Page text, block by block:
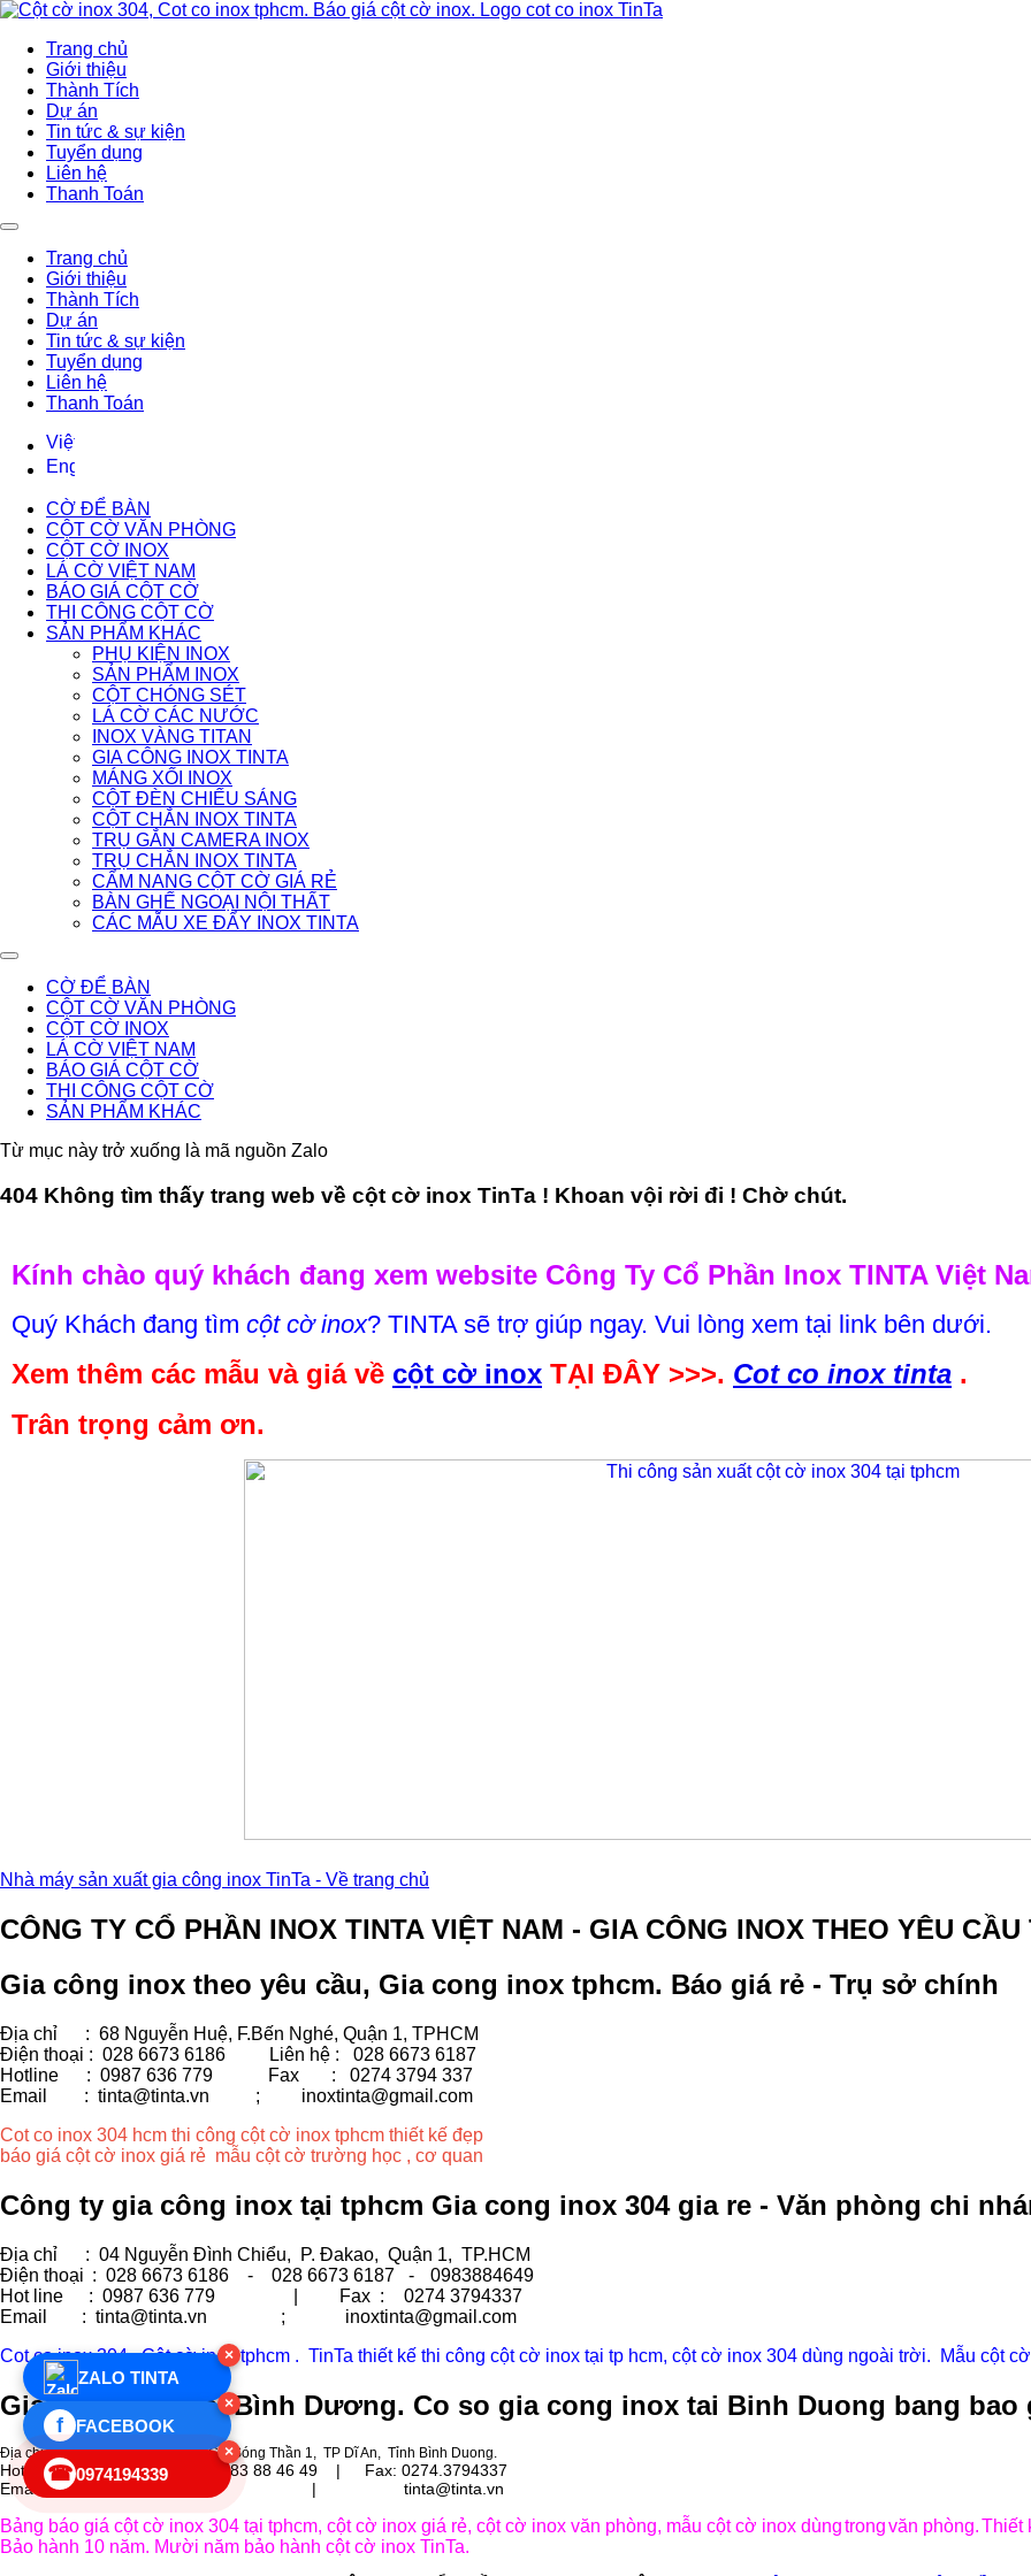
Trang chủ
Giới thiệu
Thành Tích
Dự án
Tin tức & sự kiện
Tuyển dụng
Liên hệ
Thanh Toán
Trang chủ
Giới thiệu
Thành Tích
Dự án
Tin tức & sự kiện
Tuyển dụng
Liên hệ
Thanh Toán
CỜ ĐỂ BÀN
CỘT CỜ VĂN PHÒNG
CỘT CỜ INOX
LÁ CỜ VIỆT NAM
BÁO GIÁ CỘT CỜ
THI CÔNG CỘT CỜ
SẢN PHẨM KHÁC
PHỤ KIỆN INOX
SẢN PHẨM INOX
CỘT CHÓNG SÉT
LÁ CỜ CÁC NƯỚC
INOX VÀNG TITAN
GIA CÔNG INOX TINTA
MÁNG XỐI INOX
CỘT ĐÈN CHIẾU SÁNG
CỘT CHẮN INOX TINTA
TRỤ GẮN CAMERA INOX
TRỤ CHẮN INOX TINTA
CẨM NANG CỘT CỜ GIÁ RẺ
BÀN GHẾ NGOẠI NỘI THẤT
CÁC MẪU XE ĐẨY INOX TINTA
CỜ ĐỂ BÀN
CỘT CỜ VĂN PHÒNG
CỘT CỜ INOX
LÁ CỜ VIỆT NAM
BÁO GIÁ CỘT CỜ
THI CÔNG CỘT CỜ
SẢN PHẨM KHÁC
Từ mục này trở xuống là mã nguồn Zalo
×
ZALO TINTA
×
f FACEBOOK
×
☎0974194339
404 Không tìm thấy trang web về cột cờ inox TinTa ! Khoan vội rời đi ! Chờ chút.
Kính chào quý khách đang xem website Công Ty Cổ Phần Inox TINTA Việt
Quý Khách đang tìm cột cờ inox? TINTA sẽ trợ giúp ngay. Vui lòng xem tại link bên dưới.
Xem thêm các mẫu và giá về cột cờ inox TẠI ĐÂY >>>. Cot co inox tinta .
Trân trọng cảm ơn.
Nhà máy sản xuất gia công inox TinTa - Về trang chủ
CÔNG TY CỔ PHẦN INOX TINTA VIỆT NAM - GIA CÔNG INOX THEO YÊU CẦU
Gia công inox theo yêu cầu, Gia cong inox tphcm. Báo giá rẻ - Trụ sở chính
Địa chỉ : 68 Nguyễn Huệ, F.Bến Nghé, Quận 1, TPHCM
Điện thoại : 028 6673 6186
Liên hệ : 028 6673 6187
Hotline : 0987 636 779 Fax
: 0274 3794 337
Email : tinta@tinta.vn ;
inoxtinta@gmail.com
Cot co inox 304 hcm thi công cột cờ inox tphcm thiết kế đẹp
báo giá cột cờ inox giá rẻ mẫu cột cờ trường học , cơ quan
Công ty gia công inox tại tphcm Gia cong inox 304 gia re - Văn phòng chi
Địa chỉ
: 04 Nguyễn Đình Chiểu, P. Đakao, Quận 1, TP.HCM
Điện thoại : 028 6673 6186 - 028 6673 6187 -
0983884649
Hot line
: 0987 636 779 | Fax :
0274 3794337
Email
: tinta@tinta.vn ; inoxtinta@gmail.com
Cot co inox 304 . Cột cờ inox tphcm . TinTa thiết kế thi công cột cờ inox tại tp hcm, cột cờ inox 304 dùng ngoài trời. Mẫu cột
Gia công inox tại Bình Dương. Co so gia cong inox tai Binh Duong bang bao
Địa chỉ : Lô 3, Đường số 10, KCN Sóng Thần 1, TP Dĩ An, Tỉnh Bình Duong.
Hot line : 0987 636 779 | 0983 88 46 49 |
Fax: 0274.3794337
Email : inoxtinta@gmail.com | tinta@tinta.vn
Bảng báo giá cột cờ inox 304 tại tphcm, cột cờ inox giá rẻ, cột cờ inox văn phòng, mẫu cột cờ inox dùngtrongvăn phòng.Thiết
Bảo hành 10 năm. Mười năm bảo hành cột cờ inox TinTa.